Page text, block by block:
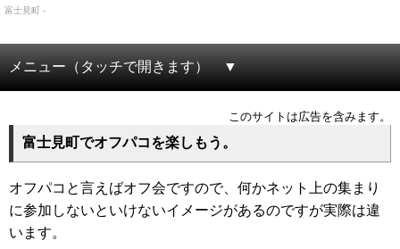
富士見町 -
メニュー（タッチで開きます）
このサイトは広告を含みます。
富士見町でオフパコを楽しもう。
オフパコと言えばオフ会ですので、何かネット上の集まり
に参加しないといけないイメージがあるのですが実際は違
います。